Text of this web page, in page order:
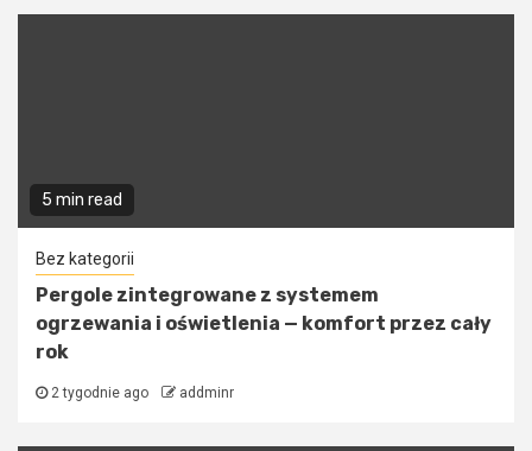
5 min read
Bez kategorii
Pergole zintegrowane z systemem
ogrzewania i oświetlenia — komfort przez cały
rok
2 tygodnie ago addminr